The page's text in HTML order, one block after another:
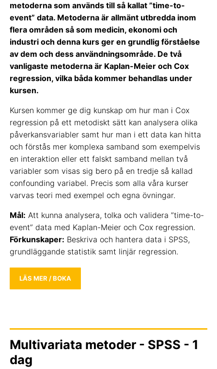
metoderna som används till så kallat ”time-to-
event” data. Metoderna är allmänt utbredda inom
flera områden så som medicin, ekonomi och
industri och denna kurs ger en grundlig förståelse
av dem och dess användningsområde. De två
vanligaste metoderna är Kaplan-Meier och Cox
regression, vilka båda kommer behandlas under
kursen.
Kursen kommer ge dig kunskap om hur man i Cox
regression på ett metodiskt sätt kan analysera olika
påverkansvariabler samt hur man i ett data kan hitta
och förstås mer komplexa samband som exempelvis
en interaktion eller ett falskt samband mellan två
variabler som visas sig bero på en tredje så kallad
confounding variabel. Precis som alla våra kurser
varvas teori med exempel och egna övningar.
Mål: Att kunna analysera, tolka och validera ”time-to-
event” data med Kaplan-Meier och Cox regression.
Förkunskaper: Beskriva och hantera data i SPSS,
grundläggande statistik samt linjär regression.
LÄS MER / BOKA
Multivariata metoder - SPSS - 1
dag